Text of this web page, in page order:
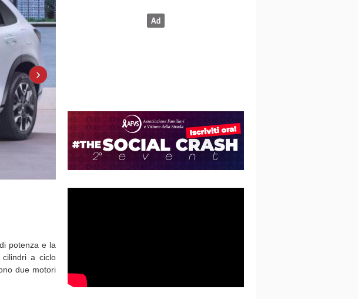
›
potenza e la
a ciclo
due motori